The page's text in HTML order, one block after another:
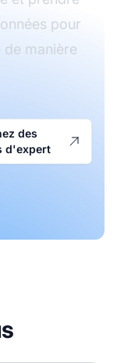
pour
manière
des
d'expert